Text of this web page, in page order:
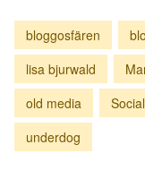
bloggosfären
lisa bjurwald
old media
underdog